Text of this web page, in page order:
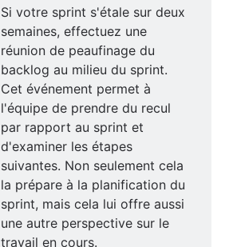
Si votre sprint s'étale sur deux
semaines, effectuez une
réunion de peaufinage du
backlog au milieu du sprint.
Cet événement permet à
l'équipe de prendre du recul
par rapport au sprint et
d'examiner les étapes
suivantes. Non seulement cela
la prépare à la planification du
sprint, mais cela lui offre aussi
une autre perspective sur le
travail en cours.